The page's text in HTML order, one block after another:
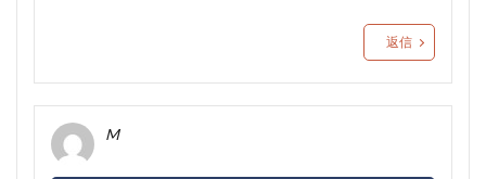
返信
M